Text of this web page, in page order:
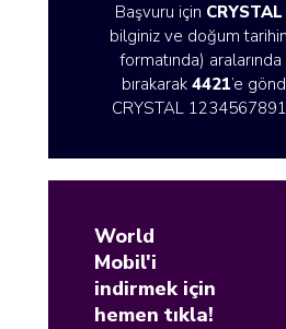
Başvuru için CRYSTAL
bilginiz ve doğum
formatında)
bırakarak 4421’e
CRYSTAL
World
Mobil'i
indirmek için
hemen tıkla!